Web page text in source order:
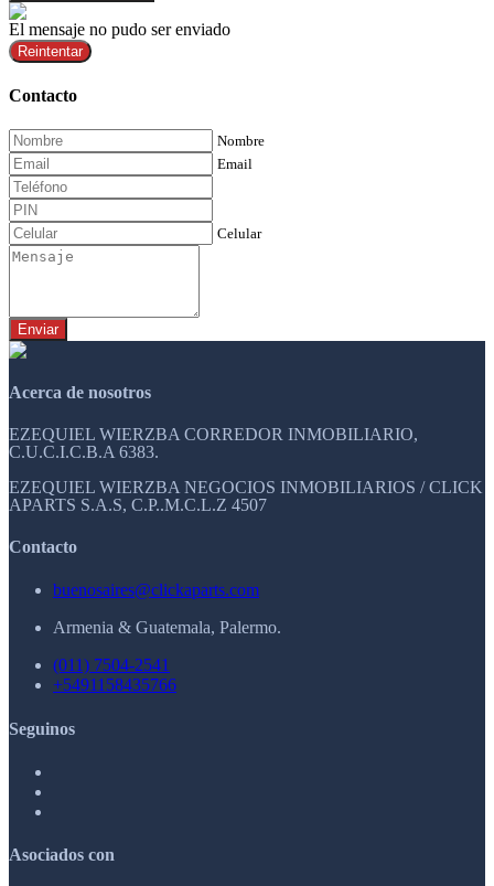
El mensaje no pudo ser enviado
Reintentar
Contacto
Nombre
Email
Celular
Enviar
Acerca de nosotros
EZEQUIEL WIERZBA CORREDOR INMOBILIARIO,
C.U.C.I.C.B.A 6383.
EZEQUIEL WIERZBA NEGOCIOS INMOBILIARIOS / CLICK
APARTS S.A.S, C.P..M.C.L.Z 4507
Contacto
buenosaires@clickaparts.com
Armenia & Guatemala, Palermo.
(011) 7504-2541
+5491158435766
Seguinos
Asociados con